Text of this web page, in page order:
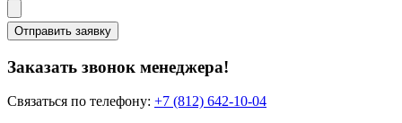
Отправить заявку
Заказать звонок менеджера!
Связаться по телефону: +7 (812) 642-10-04